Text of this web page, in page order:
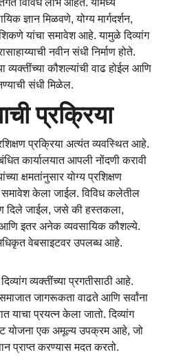
विविध लाभ आहेत. यामध्ये
ज्ञान मिळवणे, योग्य मार्गदर्शन,
यांचा समावेश आहे. यामुळे दिव्यांग
नवीन संधी निर्माण होते.
व्यक्तींच्या कौशल्यांची वाढ होईल आणि
संधी मिळेल.
प्रक्रिया
प्रक्रिया अत्यंत व्यवस्थित आहे.
कार्यालयात आपली नोंदणी करावी
क्षमतांनुसार योग्य प्रशिक्षण
समावेश केला जाईल. विविध कलेतील
दिले जाईल, जसे की हस्तकला,
इतर अनेक व्यवसायिक कौशल्ये.
अधिकृत वेबसाइटवर उपलब्ध आहे.
व्यक्तींच्या प्रगतीसाठी आहे.
जागरूकता वाढते आणि सर्वांना
याचा प्रयत्न केला जातो. दिव्यांग
योजना एक अमूल्य उपक्रम आहे, जो
प्राप्त करण्यास मदत करतो.